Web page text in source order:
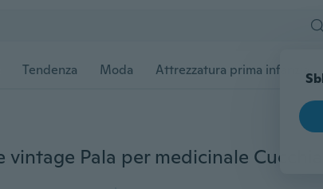
Tendenza Moda Attrezzatura prima infanzia